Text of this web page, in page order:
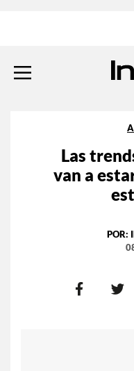
Las
van a
POR: